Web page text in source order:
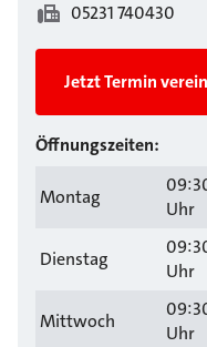
05231 740430
Jetzt Termin
Öffnungszeiten:
Montag
Uhr
Dienstag
Uhr
Mittwoch
Uhr